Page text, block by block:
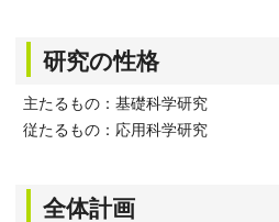
研究の性格
主たるもの：基礎科学研究
従たるもの：応用科学研究
全体計画